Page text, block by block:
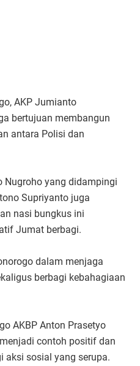
AKP Jumianto
bertujuan membangun
antara Polisi dan
Nugroho yang didampingi
Supriyanto juga
nasi bungkus ini
Jumat berbagi.
dalam menjaga
berbagi kebahagiaan
AKBP Anton Prasetyo
contoh positif dan
aksi sosial yang serupa.